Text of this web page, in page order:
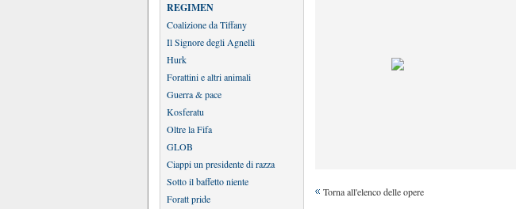
REGIMEN
Coalizione da Tiffany
Il Signore degli Agnelli
Hurk
Forattini e altri animali
Guerra & pace
Kosferatu
Oltre la Fifa
GLOB
Ciappi un presidente di razza
Sotto il baffetto niente
Foratt pride
Torna all'elenco delle opere